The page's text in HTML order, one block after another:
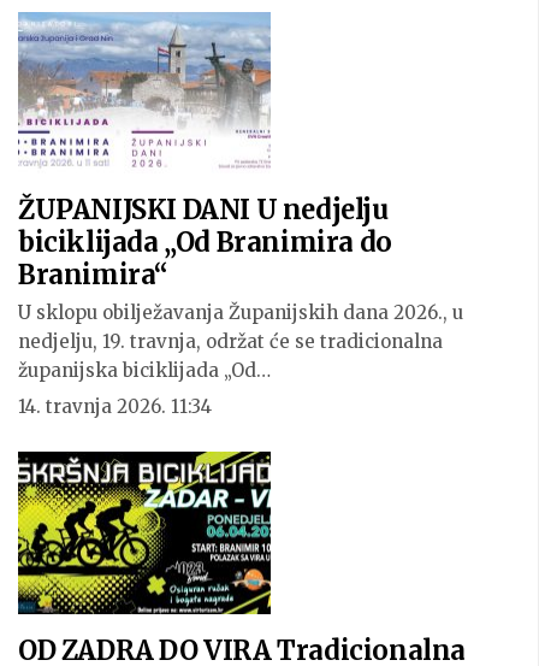
ŽUPANIJSKI DANI U nedjelju
biciklijada „Od Branimira do
Branimira“
U sklopu obilježavanja Županijskih dana 2026., u
nedjelju, 19. travnja, održat će se tradicionalna
županijska biciklijada „Od…
14. travnja 2026. 11:34
OD ZADRA DO VIRA Tradicionalna